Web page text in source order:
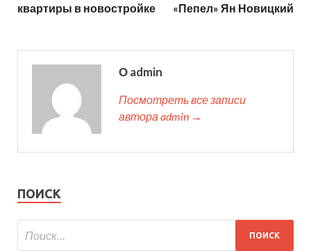
квартиры в новостройке
«Пепел» Ян Новицкий
О admin
Посмотреть все записи
автора admin →
ПОИСК